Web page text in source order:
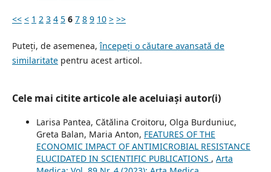
<< < 1 2 3 4 5 6 7 8 9 10 > >>
Puteți, de asemenea,începeți o căutare avansată de
similaritatepentru acest articol.
Cele mai citite articole ale aceluiași autor(i)
Larisa Pantea, Cătălina Croitoru, Olga Burduniuc,
Greta Balan, Maria Anton, FEATURES OF THE
ECONOMIC IMPACT OF ANTIMICROBIAL RESISTANCE
ELUCIDATED IN SCIENTIFIC PUBLICATIONS , Arta